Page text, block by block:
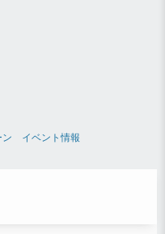
イベント情報